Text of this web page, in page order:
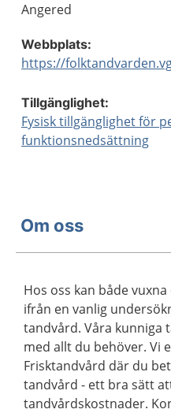
Angered
Webbplats:
https://
Tillgänglighet:
Fysisk tillgänglighet för
funktionsnedsättning
Om oss
Hos oss kan både
ifrån en vanlig
tandvård. Våra kunniga
med allt du behöver. Vi
Frisktandvård där du
tandvård - ett bra sätt
tandvårdskostnader.